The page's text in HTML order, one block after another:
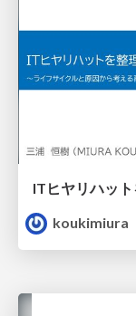
koukimiura